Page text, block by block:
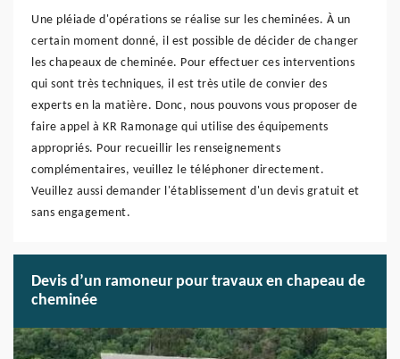
Une pléiade d'opérations se réalise sur les cheminées. À un
certain moment donné, il est possible de décider de changer
les chapeaux de cheminée. Pour effectuer ces interventions
qui sont très techniques, il est très utile de convier des
experts en la matière. Donc, nous pouvons vous proposer de
faire appel à KR Ramonage qui utilise des équipements
appropriés. Pour recueillir les renseignements
complémentaires, veuillez le téléphoner directement.
Veuillez aussi demander l'établissement d'un devis gratuit et
sans engagement.
Devis d’un ramoneur pour travaux en chapeau de
cheminée